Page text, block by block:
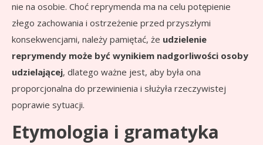
nie na osobie. Choć reprymenda ma na celu potępienie
złego zachowania i ostrzeżenie przed przyszłymi
konsekwencjami, należy pamiętać, że udzielenie
reprymendy może być wynikiem nadgorliwości osoby
udzielającej, dlatego ważne jest, aby była ona
proporcjonalna do przewinienia i służyła rzeczywistej
poprawie sytuacji.
Etymologia i gramatyka